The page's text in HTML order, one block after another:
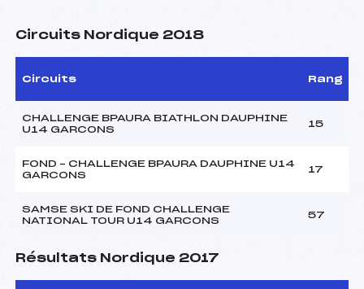
Circuits Nordique 2018
Circuits Rang
CHALLENGE BPAURA BIATHLON DAUPHINE
U14 GARCONS
15
FOND – CHALLENGE BPAURA DAUPHINE U14
GARCONS
17
SAMSE SKI DE FOND CHALLENGE
NATIONAL TOUR U14 GARCONS
57
Résultats Nordique 2017